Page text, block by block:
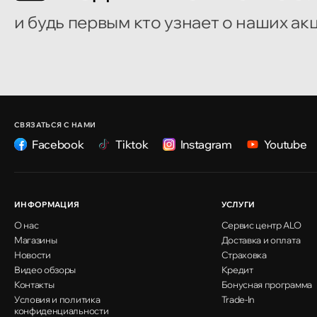
Кишинёв
улица Митрополит Варлаам, 58
Кишинёв
и будь первым кто узнает о наших
СВЯЗАТЬСЯ С НАМИ
Facebook Tiktok Instagram Youtube
ИНФОРМАЦИЯ
О нас
Магазины
Новости
Видео обзоры
Контакты
Условия и политика
конфиденциальности
УСЛУГИ
Сервис центр ALO
Доставка и оплата
Страховка
Кредит
Бонусная программа
Trade-In